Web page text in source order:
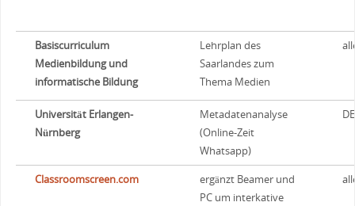
Basiscurriculum
Medienbildung und
informatische Bildung
Lehrplan des
Saarlandes zum
Thema Medien
Universität Erlangen-
Nürnberg
Metadatenanalyse
(Online-Zeit
Whatsapp)
Classroomscreen.com
ergänzt Beamer und
PC um interkative